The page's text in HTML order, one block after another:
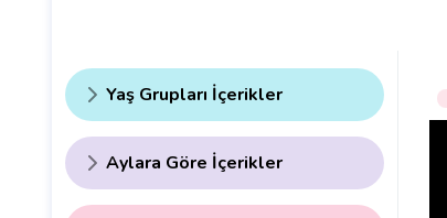
Yaş Grupları İçerikler
Aylara Göre İçerikler